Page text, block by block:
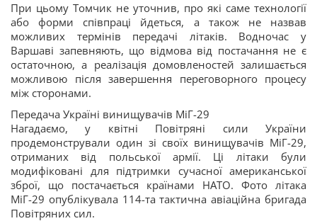
При цьому Томчик не уточнив, про які саме технології
або форми співпраці йдеться, а також не назвав
можливих термінів передачі літаків. Водночас у
Варшаві запевняють, що відмова від постачання не є
остаточною, а реалізація домовленостей залишається
можливою після завершення переговорного процесу
між сторонами.
Передача Україні винищувачів МіГ-29
Нагадаємо, у квітні Повітряні сили України
продемонстрували один зі своїх винищувачів МіГ-29,
отриманих від польської армії. Ці літаки були
модифіковані для підтримки сучасної американської
зброї, що постачається країнами НАТО. Фото літака
МіГ-29 опублікувала 114-та тактична авіаційна бригада
Повітряних сил.